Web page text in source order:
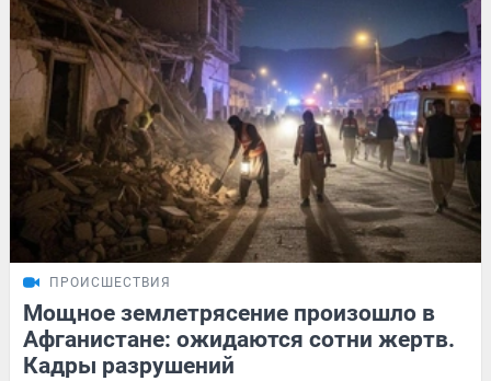
ПРОИСШЕСТВИЯ
Мощное землетрясение произошло в
Афганистане: ожидаются сотни жертв.
Кадры разрушений